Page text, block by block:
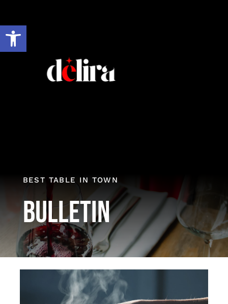
Abrir barra de herramientas
al
contenido
BEST TABLE IN TOWN
Bulletin